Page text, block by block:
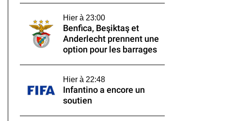
Hier à 23:00
Benfica, Beşiktaş et
Anderlecht prennent une
option pour les barrages
Hier à 22:48
Infantino a encore un
soutien